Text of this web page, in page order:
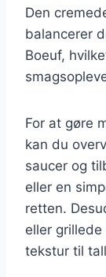
Den
balancerer
Boeuf,
For at gøre
kan du
saucer og
eller en
retten.
eller
tekstur til